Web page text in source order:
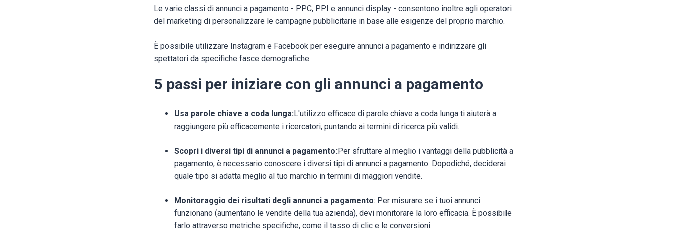
Le varie classi di annunci a pagamento - PPC, PPI e annunci display - consentono inoltre agli operatori
del marketing di personalizzare le campagne pubblicitarie in base alle esigenze del proprio marchio.
È possibile utilizzare Instagram e Facebook per eseguire annunci a pagamento e indirizzare gli
spettatori da specifiche fasce demografiche.
5 passi per iniziare con gli annunci a pagamento
Usa parole chiave a coda lunga:L'utilizzo efficace di parole chiave a coda lunga ti aiuterà a
raggiungere più efficacemente i ricercatori, puntando ai termini di ricerca più validi.
Scopri i diversi tipi di annunci a pagamento:Per sfruttare al meglio i vantaggi della pubblicità a
pagamento, è necessario conoscere i diversi tipi di annunci a pagamento. Dopodiché, deciderai
quale tipo si adatta meglio al tuo marchio in termini di maggiori vendite.
Monitoraggio dei risultati degli annunci a pagamento: Per misurare se i tuoi annunci
funzionano (aumentano le vendite della tua azienda), devi monitorare la loro efficacia. È possibile
farlo attraverso metriche specifiche, come il tasso di clic e le conversioni.